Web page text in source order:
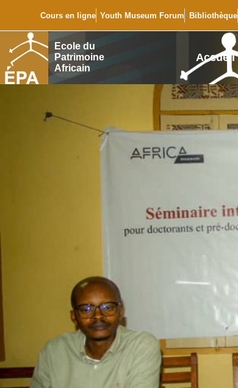
Cours en ligne Youth Museum Forum Bibliothèque
Ecole du
Patrimoine
Africain
Accueil